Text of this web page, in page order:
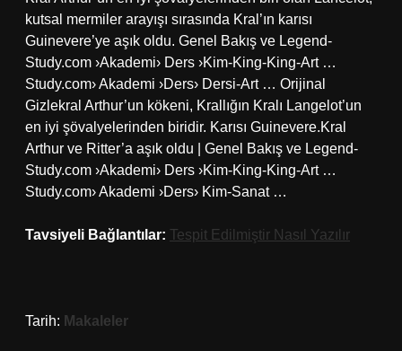
kutsal mermiler arayışı sırasında Kral’ın karısı
Guinevere’ye aşık oldu. Genel Bakış ve Legend-
Study.com ›Akademi› Ders ›Kim-King-King-Art …
Study.com› Akademi ›Ders› Dersi-Art … Orijinal
Gizlekral Arthur’un kökeni, Krallığın Kralı Langelot’un
en iyi şövalyelerinden biridir. Karısı Guinevere.Kral
Arthur ve Ritter’a aşık oldu | Genel Bakış ve Legend-
Study.com ›Akademi› Ders ›Kim-King-King-Art …
Study.com› Akademi ›Ders› Kim-Sanat …
Tavsiyeli Bağlantılar: Tespit Edilmiştir Nasıl Yazılır
Tarih: Makaleler